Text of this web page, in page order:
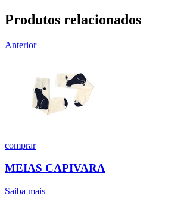
Produtos relacionados
Anterior
comprar
MEIAS CAPIVARA
Saiba mais